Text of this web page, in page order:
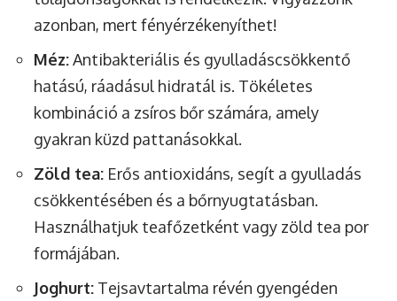
azonban, mert fényérzékenyíthet!
Méz:Antibakteriális és gyulladáscsökkentő
hatású, ráadásul hidratál is. Tökéletes
kombináció a zsíros bőr számára, amely
gyakran küzd pattanásokkal.
Zöld tea: Erős antioxidáns, segít a gyulladás
csökkentésében és a bőrnyugtatásban.
Használhatjuk teafőzetként vagy zöld tea por
formájában.
Joghurt: Tejsavtartalma révén gyengéden